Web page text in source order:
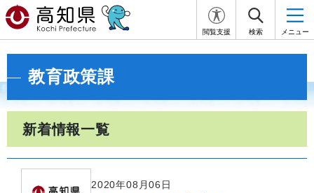
閲覧支援 検索 メニュー
教育政策課
新着情報一覧
2020年08月06日